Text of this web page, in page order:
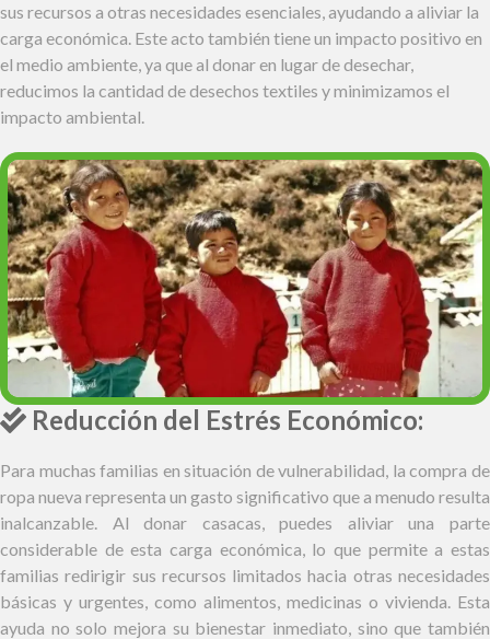
sus recursos a otras necesidades esenciales, ayudando a aliviar la
carga económica. Este acto también tiene un impacto positivo en
el medio ambiente, ya que al donar en lugar de desechar,
reducimos la cantidad de desechos textiles y minimizamos el
impacto ambiental.
Reducción del Estrés Económico:
Para muchas familias en situación de vulnerabilidad, la compra de
ropa nueva representa un gasto significativo que a menudo resulta
inalcanzable. Al donar casacas, puedes aliviar una parte
considerable de esta carga económica, lo que permite a estas
familias redirigir sus recursos limitados hacia otras necesidades
básicas y urgentes, como alimentos, medicinas o vivienda. Esta
ayuda no solo mejora su bienestar inmediato, sino que también